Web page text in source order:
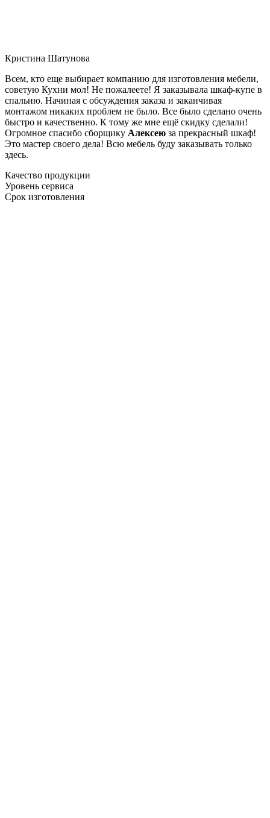
Кристина Шатунова
Всем, кто еще выбирает компанию для изготовления мебели,
советую Кухни мол! Не пожалеете! Я заказывала шкаф-купе в
спальню. Начиная с обсуждения заказа и заканчивая
монтажом никаких проблем не было. Все было сделано очень
быстро и качественно. К тому же мне ещё скидку сделали!
Огромное спасибо сборщику Алексею за прекрасный шкаф!
Это мастер своего дела! Всю мебель буду заказывать только
здесь.
Качество продукции
Уровень сервиса
Срок изготовления